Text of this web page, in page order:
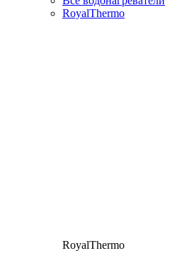
RoyalThermo
RoyalThermo